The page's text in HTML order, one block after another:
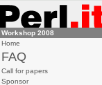
Workshop 2008
Home
FAQ
Call for papers
Sponsor